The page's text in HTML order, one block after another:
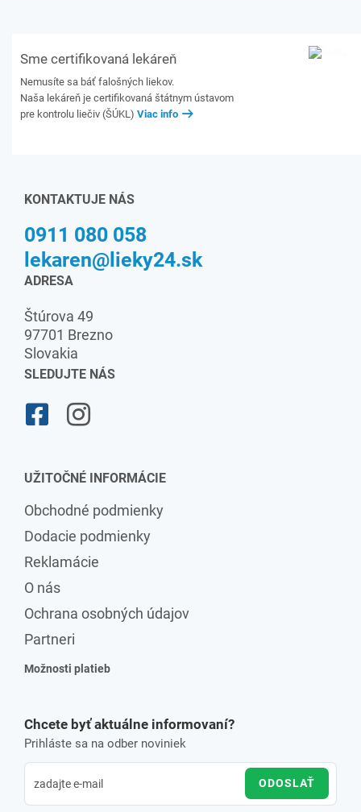
Sme certifikovaná lekáreň
Nemusíte sa báť falošných liekov.
Naša lekáreň je certifikovaná štátnym ústavom
pre kontrolu liečiv (ŠÚKL) Viac info
KONTAKTUJE NÁS
0911 080 058
lekaren@lieky24.sk
ADRESA
Štúrova 49
97701 Brezno
Slovakia
SLEDUJTE NÁS
UŽITOČNÉ INFORMÁCIE
Obchodné podmienky
Dodacie podmienky
Reklamácie
O nás
Ochrana osobných údajov
Partneri
Možnosti platieb
Chcete byť aktuálne informovaní?
Prihláste sa na odber noviniek
ODOSLAŤ